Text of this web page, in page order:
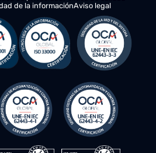
para centros de mando en
del sur. 2009–2026. ©Todos los
reservados
de privacidad Política de calidad
de la informaciónAviso legal